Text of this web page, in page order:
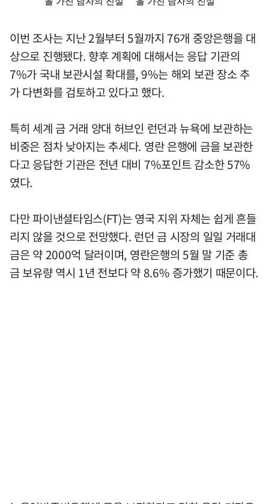
이번 조사는 지난 2월부터 5월까지 76개 중앙은행을 대
상으로 진행됐다. 향후 계획에 대해서는 응답 기관의
7%가 국내 보관시설 확대를, 9%는 해외 보관 장소 추
가 다변화를 검토하고 있다고 했다.
특히 세계 금 거래 양대 허브인 런던과 뉴욕에 보관하는
비중은 점차 낮아지는 추세다. 영란 은행에 금을 보관한
다고 응답한 기관은 전년 대비 7%포인트 감소한 57%
였다.
다만 파이낸셜타임스(FT)는 영국 지위 자체는 쉽게 흔들
리지 않을 것으로 전망했다. 런던 금 시장의 일일 거래대
금은 약 2000억 달러이며, 영란은행의 5월 말 기준 총
금 보유량 역시 1년 전보다 약 8.6% 증가했기 때문이다.